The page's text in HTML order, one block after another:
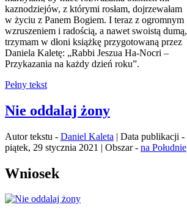
kaznodziejów, z którymi rosłam, dojrzewałam
w życiu z Panem Bogiem. I teraz z ogromnym
wzruszeniem i radością, a nawet swoistą dumą,
trzymam w dłoni książkę przygotowaną przez
Daniela Kaletę: „Rabbi Jeszua Ha-Nocri –
Przykazania na każdy dzień roku”.
Pełny tekst
Nie oddalaj żony
Autor tekstu - Daniel Kaleta | Data publikacji -
piątek, 29 stycznia 2021 | Obszar - na Południe
Wniosek